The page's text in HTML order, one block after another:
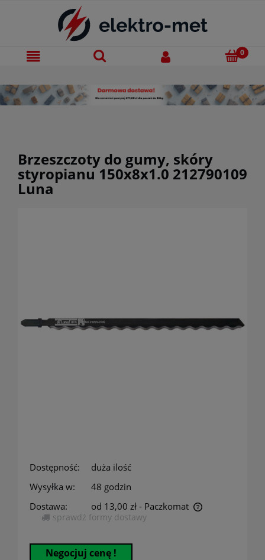
Brzeszczoty do gumy, skóry
styropianu 150x8x1.0 212790109
Luna
Dostępność:
duża ilość
Wysyłka w:
48 godzin
Dostawa:
od 13,00 zł - Paczkomat
Cena nie zawiera ewentualnych kosztów płatności
sprawdź formy dostawy
Negocjuj cenę !